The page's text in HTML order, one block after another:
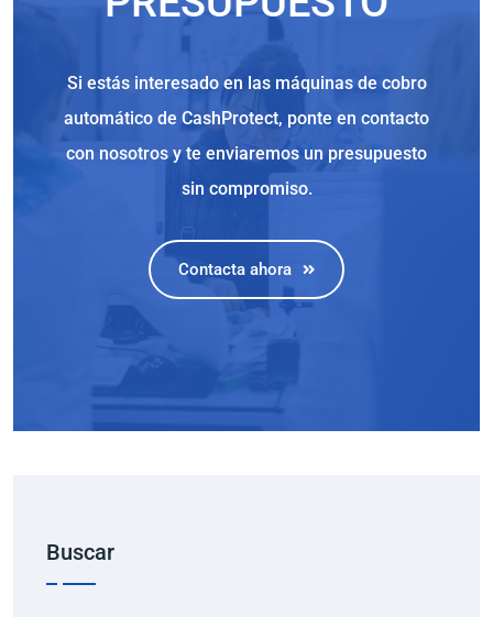
Si estás interesado en las máquinas de cobro
automático de CashProtect, ponte en contacto
con nosotros y te enviaremos un presupuesto
sin compromiso.
Contacta ahora
Buscar